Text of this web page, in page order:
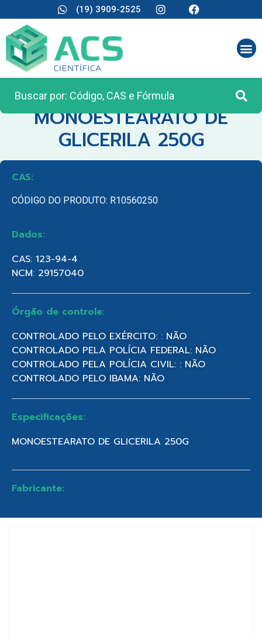
(19) 3909-2525
CATEGORIA:REAGENTES ANALÍTICOS
MONOESTEARATO DE
GLICERILA 250G
CAS:
CÓDIGO DO PRODUTO: R10560250
Dados:
CAS: 123-94-4
NCM: 29157040
Órgão de controle:
CONTROLADO PELO EXÉRCITO: : NÃO
CONTROLADO PELA POLÍCIA FEDERAL: NÃO
CONTROLADO PELA POLÍCIA CIVIL: : NÃO
CONTROLADO PELO IBAMA: NÃO
Especificações:
MONOESTEARATO DE GLICERILA 250G
Fabricante: